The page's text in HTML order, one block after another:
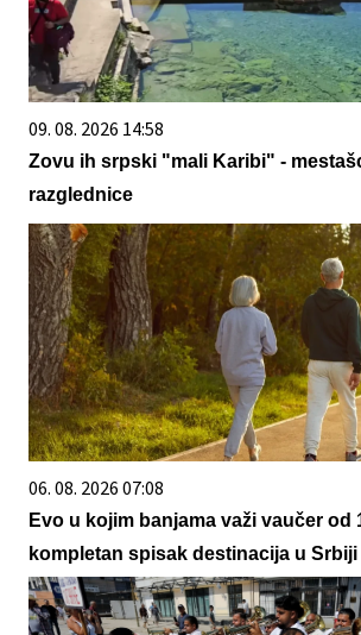
09. 08. 2026 14:58
Zovu ih srpski "mali Karibi" -
razglednice
06. 08. 2026 07:08
Evo u kojim banjama važi vaučer od
kompletan spisak destinacija u Srbiji